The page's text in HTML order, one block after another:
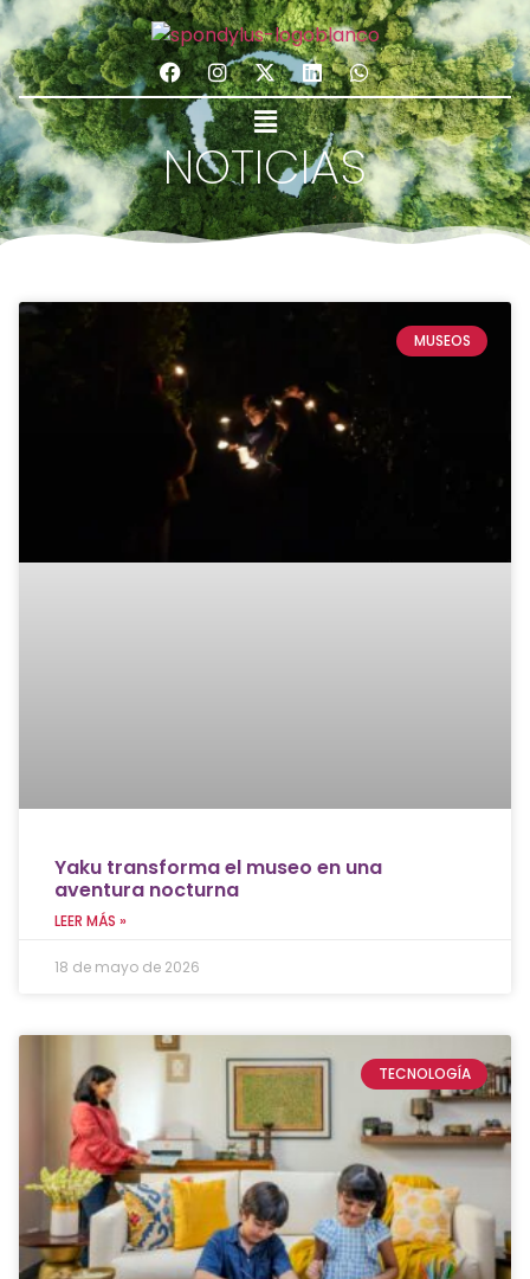
NOTICIAS
MUSEOS
Yaku transforma el museo en una
aventura nocturna
LEER MÁS »
18 de mayo de 2026
TECNOLOGÍA